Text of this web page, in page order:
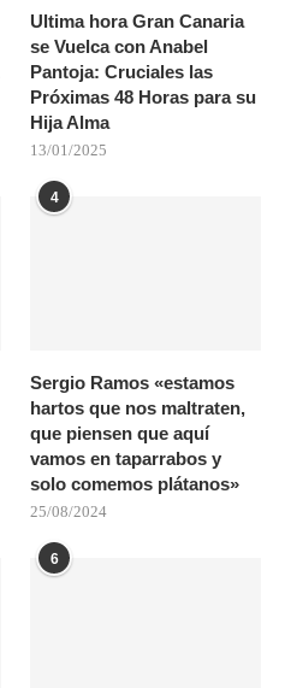
Ultima hora Gran Canaria
se Vuelca con Anabel
Pantoja: Cruciales las
Próximas 48 Horas para su
Hija Alma
13/01/2025
4
Sergio Ramos «estamos
hartos que nos maltraten,
que piensen que aquí
vamos en taparrabos y
solo comemos plátanos»
25/08/2024
6